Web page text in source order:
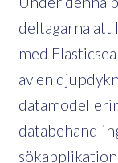
deltagarna att
med
av en